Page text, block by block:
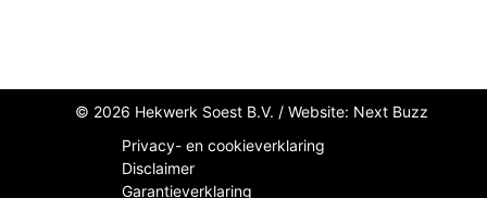
© 2026 Hekwerk Soest B.V. / Website: Next Buzz
Privacy- en cookieverklaring
Disclaimer
Garantieverklaring